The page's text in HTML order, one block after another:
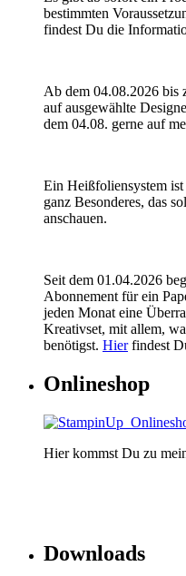
bestimmten
findest Du die
Ab dem 04.08.2026 bis
auf ausgewählte
dem 04.08. gerne auf
Ein Heißfoliensystem
ganz Besonderes, das
anschauen.
Seit dem 01.04.2026
Abonnement für ein
jeden Monat eine
Kreativset, mit allem,
benötigst. Hierfindest
Onlineshop
Hier kommst Du zu
Downloads